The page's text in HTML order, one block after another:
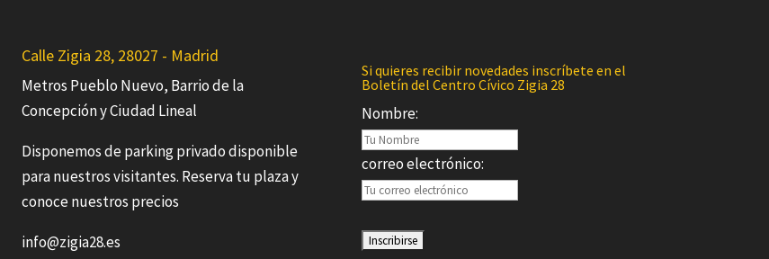
Calle Zigia 28, 28027 - Madrid
Metros Pueblo Nuevo, Barrio de la
Concepción y Ciudad Lineal
Disponemos de parking privado disponible
para nuestros visitantes. Reserva tu plaza y
conoce nuestros precios
info@zigia28.es
Si quieres recibir novedades inscríbete en el
Boletín del Centro Cívico Zigia 28
Nombre:
correo electrónico: